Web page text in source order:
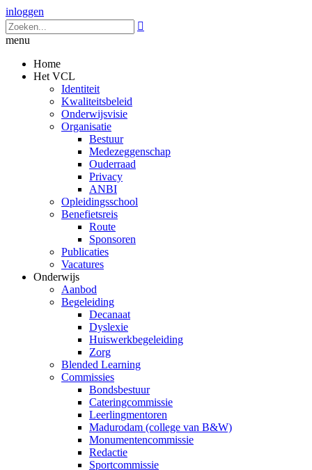
inloggen

menu
Home
Het VCL
Identiteit
Kwaliteitsbeleid
Onderwijsvisie
Organisatie
Bestuur
Medezeggenschap
Ouderraad
Privacy
ANBI
Opleidingsschool
Benefietsreis
Route
Sponsoren
Publicaties
Vacatures
Onderwijs
Aanbod
Begeleiding
Decanaat
Dyslexie
Huiswerkbegeleiding
Zorg
Blended Learning
Commissies
Bondsbestuur
Cateringcommissie
Leerlingmentoren
Madurodam (college van B&W)
Monumentencommissie
Redactie
Sportcommissie